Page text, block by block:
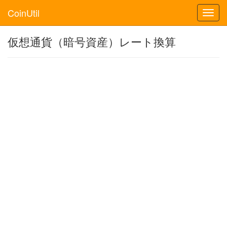
CoinUtil
仮想通貨（暗号資産）レート換算